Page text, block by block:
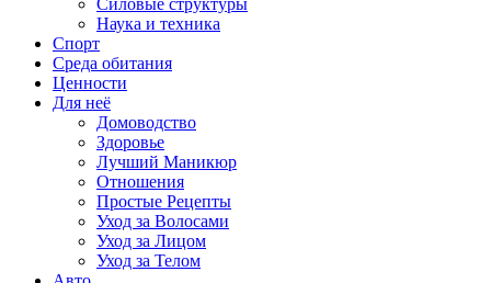
Силовые структуры
Наука и техника
Спорт
Среда обитания
Ценности
Для неё
Домоводство
Здоровье
Лучший Маникюр
Отношения
Простые Рецепты
Уход за Волосами
Уход за Лицом
Уход за Телом